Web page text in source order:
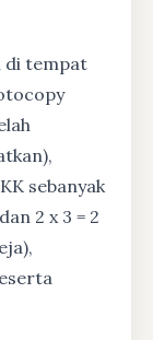
di tempat
sebanyak
2 x 3 = 2